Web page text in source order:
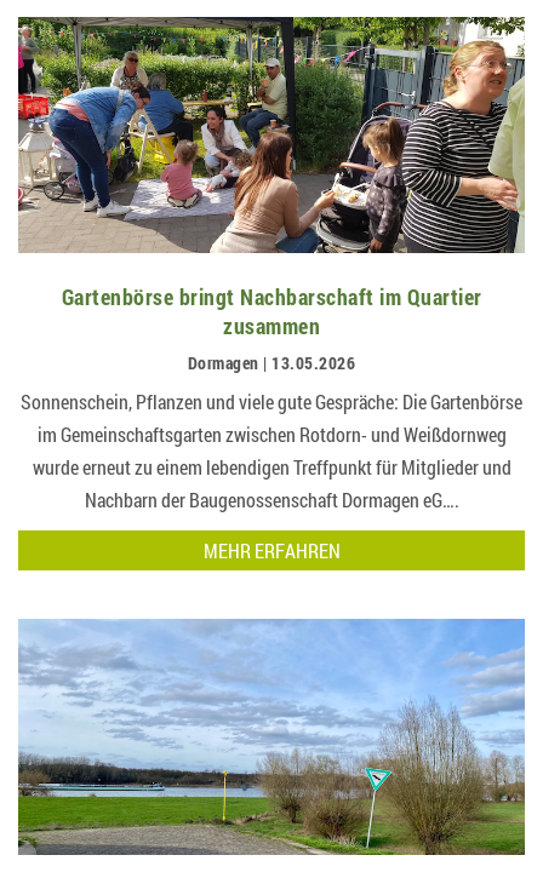
Gartenbörse bringt Nachbarschaft im Quartier
zusammen
Dormagen | 13.05.2026
Sonnenschein, Pflanzen und viele gute Gespräche: Die Gartenbörse
im Gemeinschaftsgarten zwischen Rotdorn- und Weißdornweg
wurde erneut zu einem lebendigen Treffpunkt für Mitglieder und
Nachbarn der Baugenossenschaft Dormagen eG….
MEHR ERFAHREN